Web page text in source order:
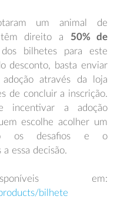
um animal de
têm direito a 50% de
bilhetes para este
desconto, basta enviar
através da loja
de concluir a inscrição.
incentivar a adoção
escolhe acolher um
os desafios e o
essa decisão.
em:
bilhete